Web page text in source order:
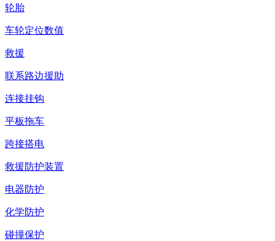
轮胎
车轮定位数值
救援
联系路边援助
连接挂钩
平板拖车
跨接搭电
救援防护装置
电器防护
化学防护
碰撞保护